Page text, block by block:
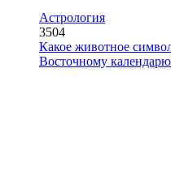
Астрология
3504
Какое животное
Восточному